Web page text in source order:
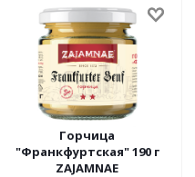
Горчица
"Франкфуртская" 190 г
ZAJAMNAE